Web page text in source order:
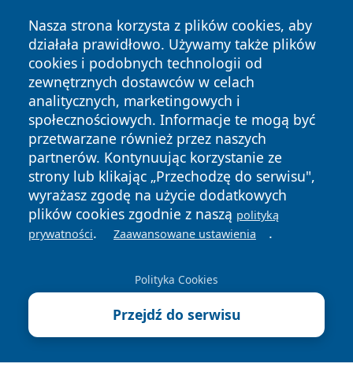
Nasza strona korzysta z plików cookies, aby
działała prawidłowo. Używamy także plików
cookies i podobnych technologii od
zewnętrznych dostawców w celach
analitycznych, marketingowych i
społecznościowych. Informacje te mogą być
przetwarzane również przez naszych
partnerów. Kontynuując korzystanie ze
strony lub klikając „Przechodzę do serwisu",
wyrażasz zgodę na użycie dodatkowych
plików cookies zgodnie z naszą polityką
prywatności. Zaawansowane ustawienia .
Polityka Cookies
Przejdź do serwisu
Copyright © 2026 zywieconline.pl Wszystkie prawa
zastrzeżone.
News Autorzy
Polityka
Prywatności
Polityka
Cookies